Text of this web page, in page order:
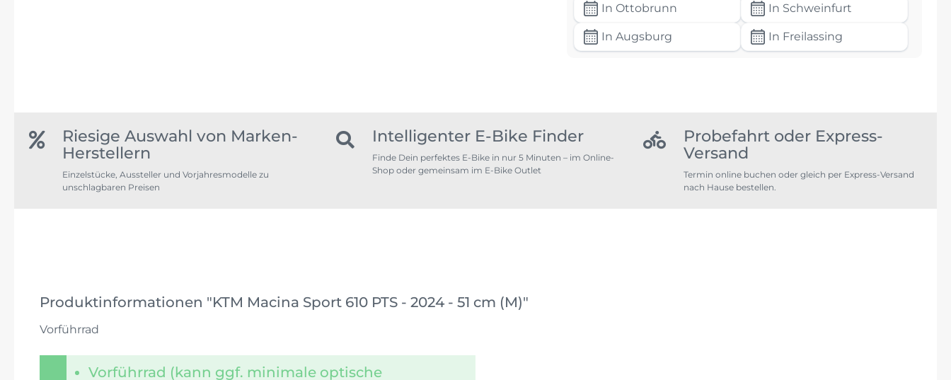
In Ottobrunn In Schweinfurt
In Augsburg In Freilassing
Riesige Auswahl von Marken-
Herstellern
Einzelstücke, Aussteller und Vorjahresmodelle zu
unschlagbaren Preisen
Intelligenter E-Bike Finder
Finde Dein perfektes E-Bike in nur 5 Minuten – im Online-
Shop oder gemeinsam im E-Bike Outlet
Probefahrt oder Express-
Versand
Termin online buchen oder gleich per Express-Versand
nach Hause bestellen.
Produktinformationen "KTM Macina Sport 610 PTS - 2024 - 51 cm (M)"
Vorführrad
Vorführrad (kann ggf. minimale optische